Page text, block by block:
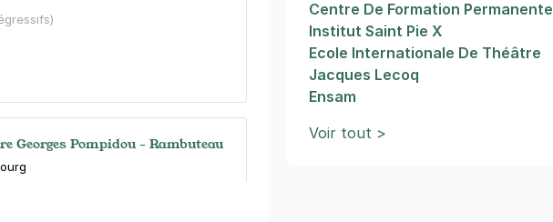
Georges Pompidou - Rambuteau
Centre De Formation Permanente
Institut Saint Pie X
Ecole Internationale De Théâtre
Jacques Lecoq
Ensam
Voir tout >